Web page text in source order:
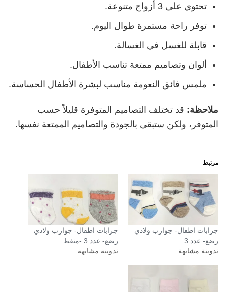
تحتوي على 3 أزواج متنوعة.
توفر راحة مستمرة طوال اليوم.
قابلة للغسل في الغسالة.
ألوان وتصاميم ممتعة تناسب الأطفال.
ملمس فائق النعومة مناسب لبشرة الأطفال الحساسة.
ملاحظة: قد تختلف التصاميم المتوفرة قليلاً حسب
المتوفر، ولكن ستبقى بالجودة والتصاميم الممتعة نفسها.
مرتبط
جرابات اطفال- جوارب ولادي
رضع- عدد 3
تدوينة مشابهة
جرابات اطفال- جوارب ولادي
رضع- عدد 3 -منقط
تدوينة مشابهة